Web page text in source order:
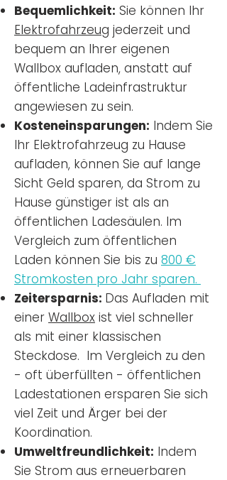
Bequemlichkeit: Sie können Ihr
Elektrofahrzeug jederzeit und
bequem an Ihrer eigenen
Wallbox aufladen, anstatt auf
öffentliche Ladeinfrastruktur
angewiesen zu sein.
Kosteneinsparungen: Indem Sie
Ihr Elektrofahrzeug zu Hause
aufladen, können Sie auf lange
Sicht Geld sparen, da Strom zu
Hause günstiger ist als an
öffentlichen Ladesäulen. Im
Vergleich zum öffentlichen
Laden können Sie bis zu 800 €
Stromkosten pro Jahr sparen.
Zeitersparnis: Das Aufladen mit
einer Wallbox ist viel schneller
als mit einer klassischen
Steckdose. Im Vergleich zu den
- oft überfüllten - öffentlichen
Ladestationen ersparen Sie sich
viel Zeit und Ärger bei der
Koordination.
Umweltfreundlichkeit: Indem
Sie Strom aus erneuerbaren